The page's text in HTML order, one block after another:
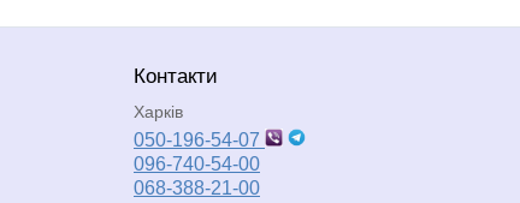
Контакти
Харків
050-196-54-07
096-740-54-00
068-388-21-00